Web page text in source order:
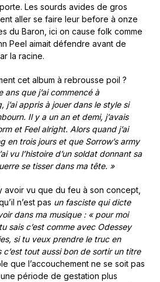
Les sourds avides de gros
aller se faire leur before à onze
du Baron, ici on cause folk comme
Peel aimait défendre avant de
la racine.
cet album à rebrousse poil ?
que j’ai commencé à
j’ai appris à jouer dans le style si
Il y a un an et demi, j’avais
et Feel alright. Alors quand j’ai
en trois jours et que Sorrow’s army
vu l’histoire d’un soldat donnant sa
se tisser dans ma tête. »
avoir vu que du feu à son concept,
n’est pas un fasciste qui dicte
dans ma musique : « pour moi
sais c’est comme avec Odessey
si tu veux prendre le truc en
c’est tout aussi bon de sortir un titre
que l’accouchement ne se soit pas
période de gestation plus